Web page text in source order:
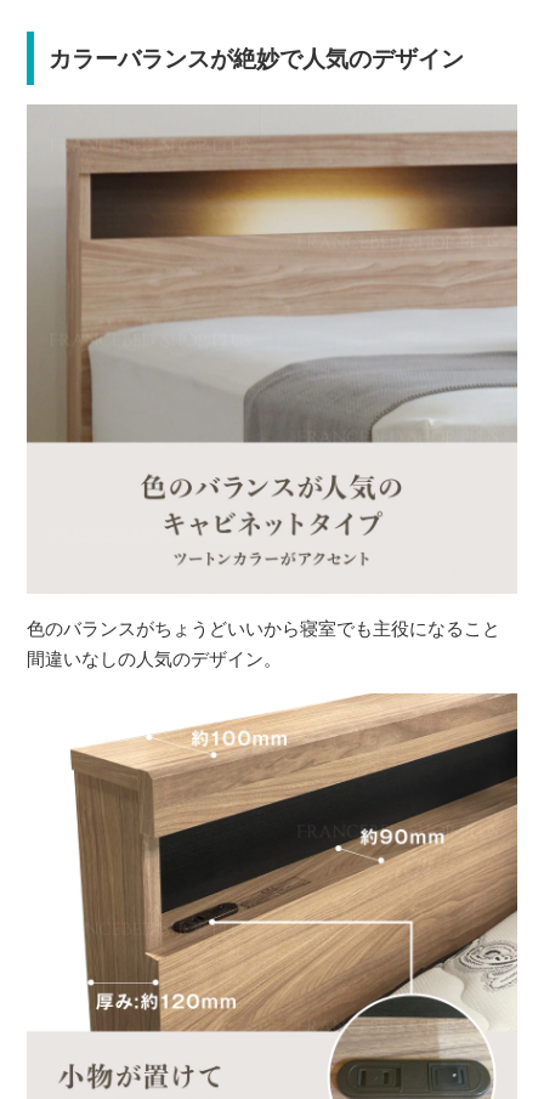
カラーバランスが絶妙で人気のデザイン
色のバランスがちょうどいいから寝室でも主役になること
間違いなしの人気のデザイン。